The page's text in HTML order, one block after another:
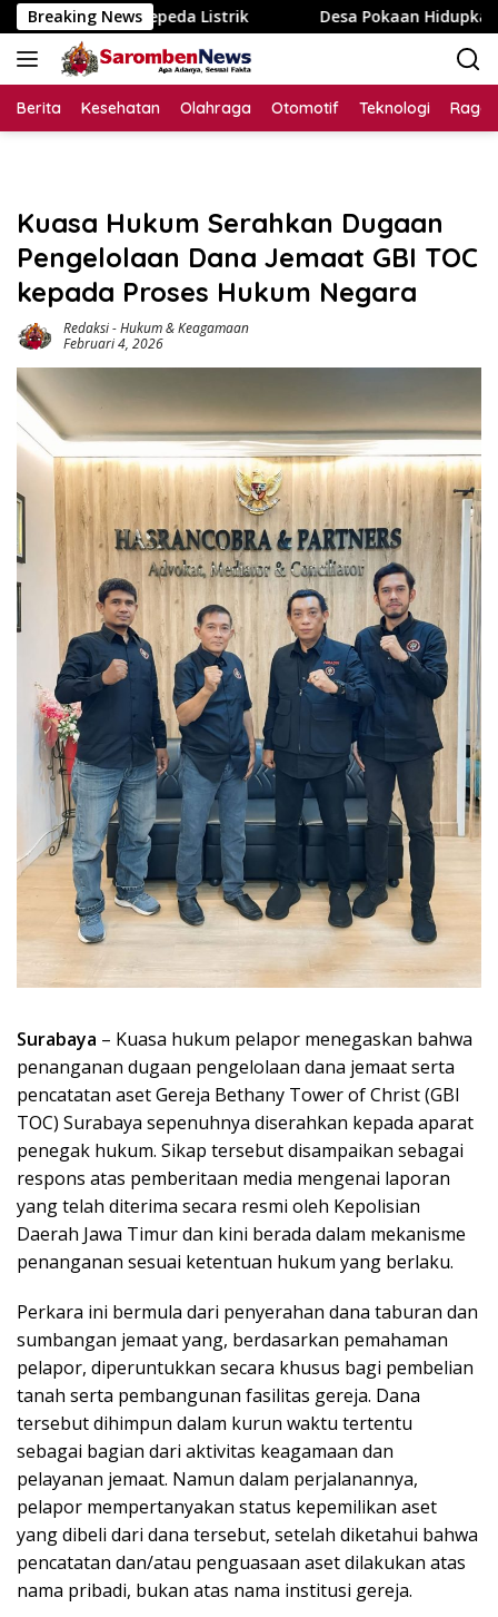
Langsung
ke
konten
Breaking News
Listrik Desa Pokaan Hidupkan Spirit Kemerdekaan,
Berita Kesehatan Olahraga Otomotif Teknologi
Kuasa Hukum Serahkan Dugaan
Pengelolaan Dana Jemaat GBI TOC
kepada Proses Hukum Negara
Redaksi-Hukum & Keagamaan
Februari 4, 2026
Surabaya – Kuasa hukum pelapor menegaskan bahwa
penanganan dugaan pengelolaan dana jemaat serta
pencatatan aset Gereja Bethany Tower of Christ (GBI
TOC) Surabaya sepenuhnya diserahkan kepada aparat
penegak hukum. Sikap tersebut disampaikan sebagai
respons atas pemberitaan media mengenai laporan
yang telah diterima secara resmi oleh Kepolisian
Daerah Jawa Timur dan kini berada dalam mekanisme
penanganan sesuai ketentuan hukum yang berlaku.
Perkara ini bermula dari penyerahan dana taburan dan
sumbangan jemaat yang, berdasarkan pemahaman
pelapor, diperuntukkan secara khusus bagi pembelian
tanah serta pembangunan fasilitas gereja. Dana
tersebut dihimpun dalam kurun waktu tertentu
sebagai bagian dari aktivitas keagamaan dan
pelayanan jemaat. Namun dalam perjalanannya,
pelapor mempertanyakan status kepemilikan aset
yang dibeli dari dana tersebut, setelah diketahui bahwa
pencatatan dan/atau penguasaan aset dilakukan atas
nama pribadi, bukan atas nama institusi gereja.